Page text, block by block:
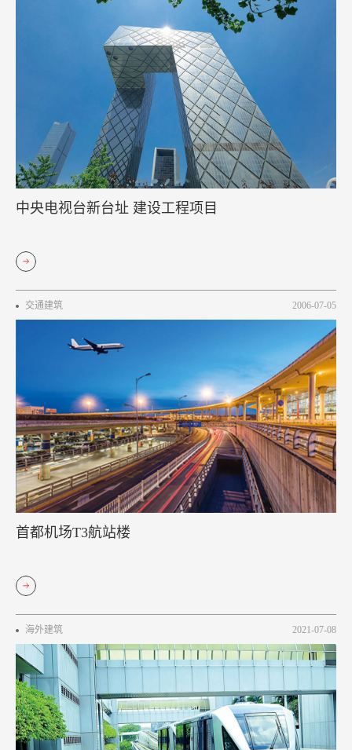
中央电视台新台址 建设工程项目
交通建筑 2006-07-05
首都机场T3航站楼
海外建筑 2021-07-08